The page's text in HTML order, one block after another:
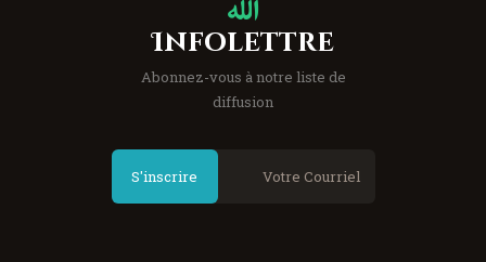
Infolettre
Abonnez-vous à notre liste de
diffusion
S'inscrire